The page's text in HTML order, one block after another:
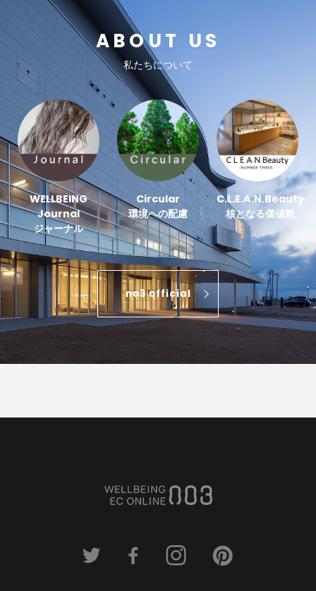
ABOUT US
私たちについて
WELLBEING
Journal
ジャーナル
Circular
環境への配慮
C.L.E.A.N.Beauty
核となる価値観
no3 official